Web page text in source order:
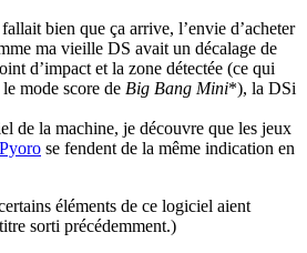
bien que ça arrive, l’envie d’acheter
ma vieille DS avait un décalage de
d’impact et la zone détectée (ce qui
mode score de Big Bang Mini*), la DSi
de la machine, je découvre que les jeux
Pyoro se fendent de la même indication en
éléments de ce logiciel aient
sorti précédemment.)